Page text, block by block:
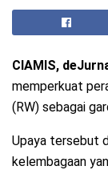
CIAMIS,
memperkuat
(RW) sebagai
Upaya tersebut
kelembagaan